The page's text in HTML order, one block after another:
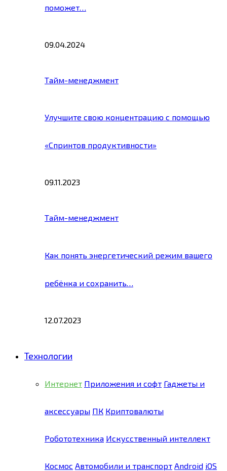
поможет…
09.04.2024
Тайм-менеджмент
Улучшите свою концентрацию с помощью
«Спринтов продуктивности»
09.11.2023
Тайм-менеджмент
Как понять энергетический режим вашего
ребёнка и сохранить…
12.07.2023
Технологии
Интернет Приложения и софт Гаджеты и
аксессуары ПК Криптовалюты
Робототехника Искусственный интеллект
Космос Автомобили и транспорт Android iOS